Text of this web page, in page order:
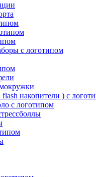
с логотипом
накопители ) с
с логотипом